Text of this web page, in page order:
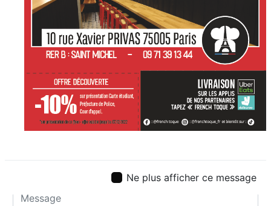
Ne plus afficher ce message